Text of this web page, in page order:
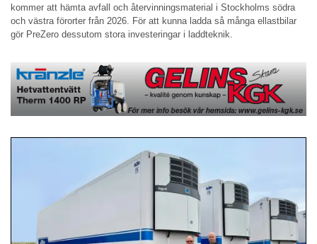
kommer att hämta avfall och återvinningsmaterial i Stockholms södra
och västra förorter från 2026. För att kunna ladda så många ellastbilar
gör PreZero dessutom stora investeringar i laddteknik.